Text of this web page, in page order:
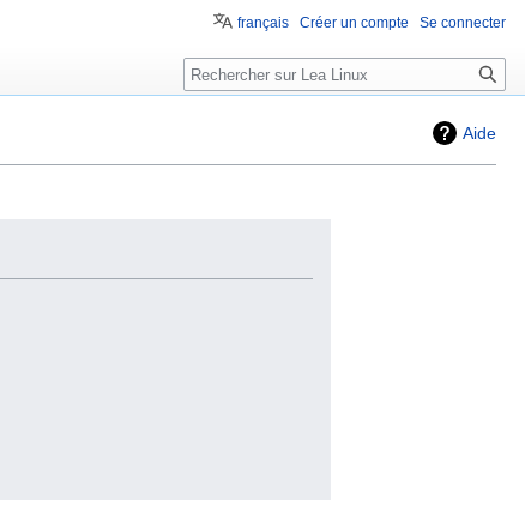
Aide
français Créer un compte Se connecter